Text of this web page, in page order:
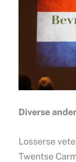
Diverse
Losserse
Twentse